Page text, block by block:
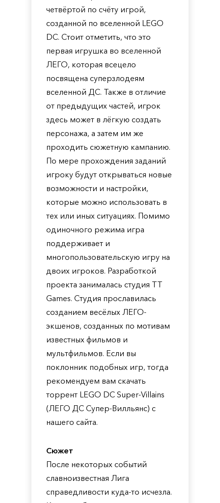
четвёртой по счёту игрой,
созданной по вселенной LEGO
DC. Стоит отметить, что это
первая игрушка во вселенной
ЛЕГО, которая всецело
посвящена суперзлодеям
вселенной ДС. Также в отличие
от предыдущих частей, игрок
здесь может в лёгкую создать
персонажа, а затем им же
проходить сюжетную кампанию.
По мере прохождения заданий
игроку будут открываться новые
возможности и настройки,
которые можно использовать в
тех или иных ситуациях. Помимо
одиночного режима игра
поддерживает и
многопользовательскую игру на
двоих игроков. Разработкой
проекта занималась студия TT
Games. Студия прославилась
созданием весёлых ЛЕГО-
экшенов, созданных по мотивам
известных фильмов и
мультфильмов. Если вы
поклонник подобных игр, тогда
рекомендуем вам скачать
торрент LEGO DC Super-Villains
(ЛЕГО ДС Супер-Вилльянс) с
нашего сайта.
Сюжет
После некоторых событий
славноизвестная Лига
справедливости куда-то исчезла.